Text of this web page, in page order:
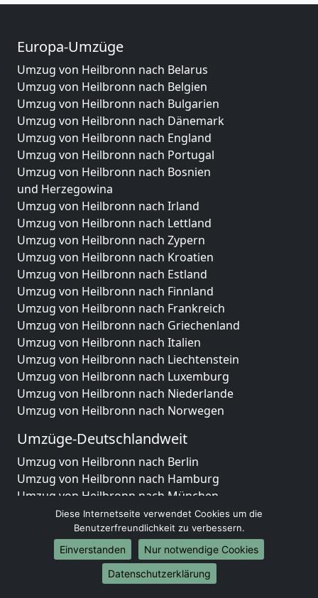
Europa-Umzüge
Umzug von Heilbronn nach Belarus
Umzug von Heilbronn nach Belgien
Umzug von Heilbronn nach Bulgarien
Umzug von Heilbronn nach Dänemark
Umzug von Heilbronn nach England
Umzug von Heilbronn nach Portugal
Umzug von Heilbronn nach Bosnien
und Herzegowina
Umzug von Heilbronn nach Irland
Umzug von Heilbronn nach Lettland
Umzug von Heilbronn nach Zypern
Umzug von Heilbronn nach Kroatien
Umzug von Heilbronn nach Estland
Umzug von Heilbronn nach Finnland
Umzug von Heilbronn nach Frankreich
Umzug von Heilbronn nach Griechenland
Umzug von Heilbronn nach Italien
Umzug von Heilbronn nach Liechtenstein
Umzug von Heilbronn nach Luxemburg
Umzug von Heilbronn nach Niederlande
Umzug von Heilbronn nach Norwegen
Umzüge-Deutschlandweit
Umzug von Heilbronn nach Berlin
Umzug von Heilbronn nach Hamburg
Umzug von Heilbronn nach München
Umzug von Heilbronn nach Köln
Umzug von Heilbronn nach Frankfurt am Main
Umzug von Heilbronn nach Stuttgart
Umzug von Heilbronn nach Düsseldorf
Umzug von Heilbronn nach Leipzig
Diese Internetseite verwendet Cookies um die
Benutzerfreundlichkeit zu verbessern.
Einverstanden
Nur notwendige Cookies
Datenschutzerklärung